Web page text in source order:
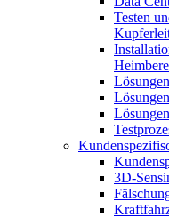
Testen
3D-